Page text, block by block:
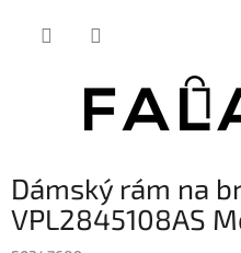
Dámský rám na
VPL2845108AS